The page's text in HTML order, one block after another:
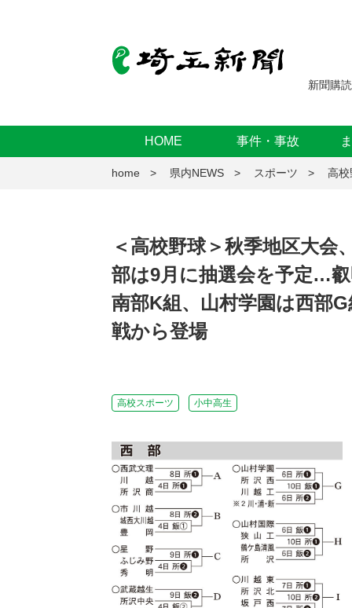
新聞購読
HOME 事件・事故
home 県内NEWS スポーツ 高校
＜高校野球＞秋季地区大
部は9月に抽選会を予定…
南部K組、山村学園は西部
戦から登場
高校スポーツ 小中高生